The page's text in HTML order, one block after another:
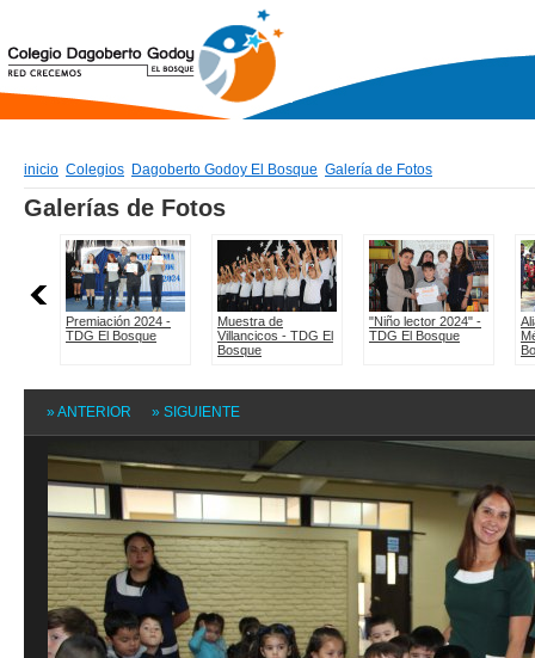
inicio Colegios Dagoberto Godoy El Bosque Galería de Fotos
» ANTERIOR » SIGUIENTE